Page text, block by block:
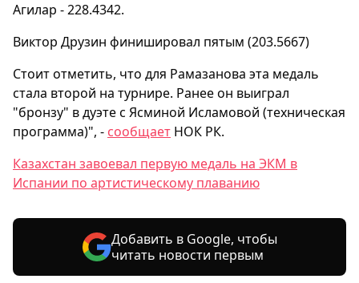
Агилар - 228.4342.
Виктор Друзин финишировал пятым (203.5667)
Стоит отметить, что для Рамазанова эта медаль
стала второй на турнире. Ранее он выиграл
"бронзу" в дуэте с Ясминой Исламовой (техническая
программа)", - сообщает НОК РК.
Казахстан завоевал первую медаль на ЭКМ в
Испании по артистическому плаванию
Добавить в Google, чтобы
читать новости первым